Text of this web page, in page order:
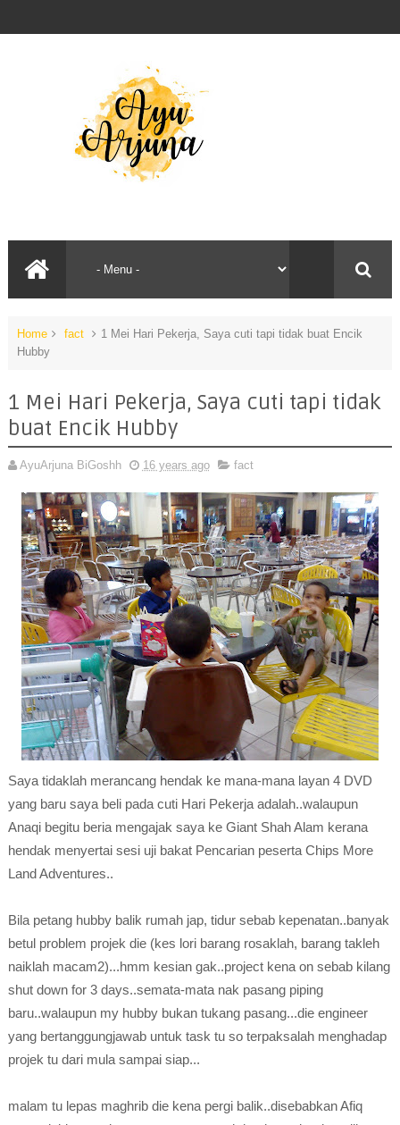
Home fact
1 Mei Hari Pekerja, Saya cuti tapi tidak buat Encik
Hubby
1 Mei Hari Pekerja, Saya cuti tapi tidak
buat Encik Hubby
AyuArjuna BiGoshh 16 years ago fact
Saya tidaklah merancang hendak ke mana-mana layan 4 DVD
yang baru saya beli pada cuti Hari Pekerja adalah..walaupun
Anaqi begitu beria mengajak saya ke Giant Shah Alam kerana
hendak menyertai sesi uji bakat Pencarian peserta Chips More
Land Adventures..
Bila petang hubby balik rumah jap, tidur sebab kepenatan..banyak
betul problem projek die (kes lori barang rosaklah, barang takleh
naiklah macam2)...hmm kesian gak..project kena on sebab kilang
shut down for 3 days..semata-mata nak pasang piping
baru..walaupun my hubby bukan tukang pasang...die engineer
yang bertanggungjawab untuk task tu so terpaksalah menghadap
projek tu dari mula sampai siap...
malam tu lepas maghrib die kena pergi balik..disebabkan Afiq